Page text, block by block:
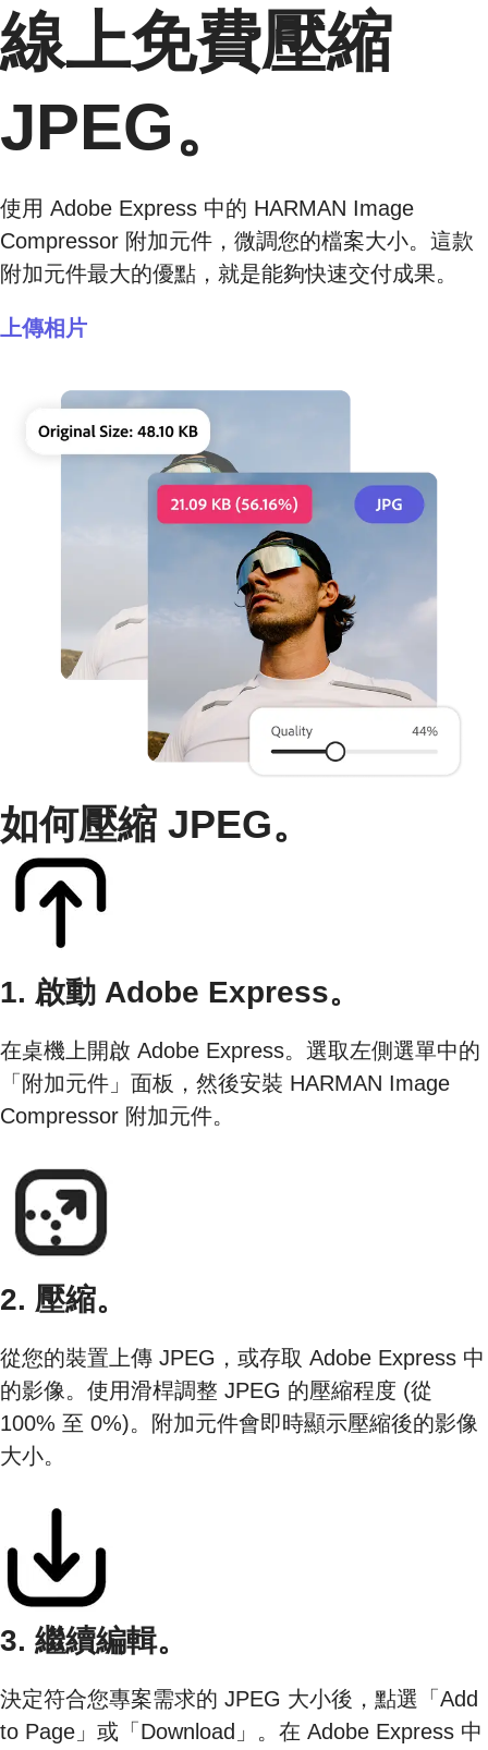
線上免費壓縮
JPEG。
使用 Adobe Express 中的 HARMAN Image
Compressor 附加元件，微調您的檔案大小。這款
附加元件最大的優點，就是能夠快速交付成果。
上傳相片
如何壓縮 JPEG。
1. 啟動 Adobe Express。
在桌機上開啟 Adobe Express。選取左側選單中的
「附加元件」面板，然後安裝 HARMAN Image
Compressor 附加元件。
2. 壓縮。
從您的裝置上傳 JPEG，或存取 Adobe Express 中
的影像。使用滑桿調整 JPEG 的壓縮程度 (從
100% 至 0%)。附加元件會即時顯示壓縮後的影像
大小。
3. 繼續編輯。
決定符合您專案需求的 JPEG 大小後，點選「Add
to Page」或「Download」。在 Adobe Express 中